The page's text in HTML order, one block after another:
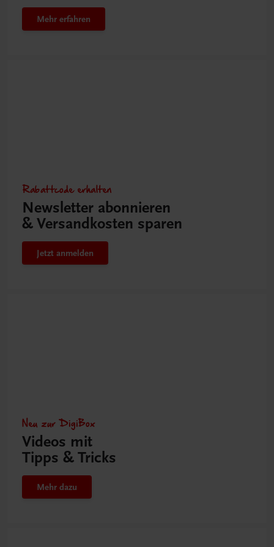
Mehr erfahren
Rabattcode erhalten
Newsletter abonnieren
& Versandkosten sparen
Jetzt anmelden
Neu zur DigiBox
Videos mit
Tipps & Tricks
Mehr dazu